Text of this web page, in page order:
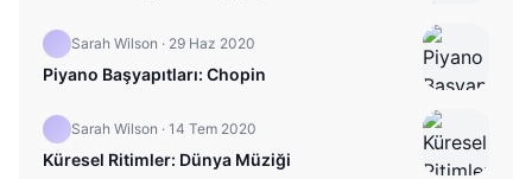
Sarah Wilson · 29 Haz 2020
Piyano Başyapıtları: Chopin
Sarah Wilson · 14 Tem 2020
Küresel Ritimler: Dünya Müziği